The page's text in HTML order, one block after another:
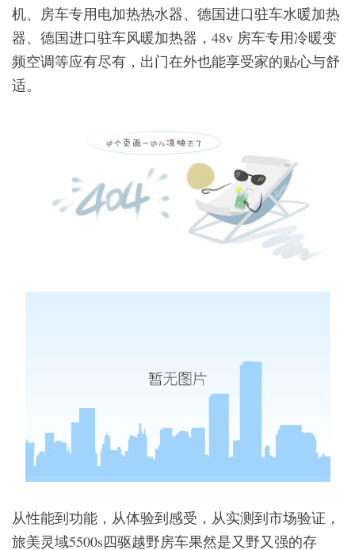
机、房车专用电加热热水器、德国进口驻车水暖加热
器、德国进口驻车风暖加热器，48v 房车专用冷暖变
频空调等应有尽有，出门在外也能享受家的贴心与舒
适。
从性能到功能，从体验到感受，从实测到市场验证，
旅美灵域5500s四驱越野房车果然是又野又强的存